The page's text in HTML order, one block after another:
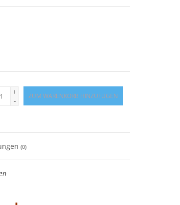
+
-
ZUM WARENKORB HINZUFÜGEN
(0)